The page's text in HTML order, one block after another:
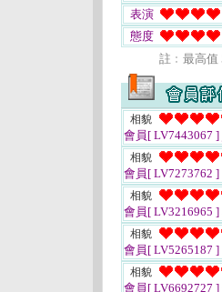
表演
態度
註﹕最高值
相貌
會員[ LV7443067 ]
相貌
會員[ LV7273762 ]
相貌
會員[ LV3216965 ]
相貌
會員[ LV5265187 ]
相貌
會員[ LV6692727 ]